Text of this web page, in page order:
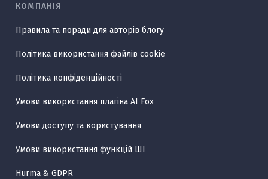
КОМПАНІЯ
Правила та поради для авторів блогу
Політика використання файлів cookie
Політика конфіденційності
Умови використання плагіна AI Fox
Умови доступу та користування
Умови використання функцій ШІ
Hurma & GDPR